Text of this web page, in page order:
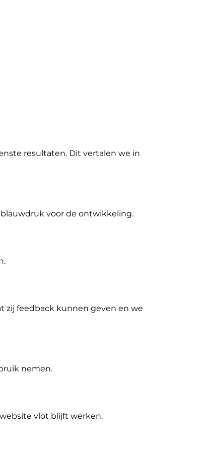
resultaten. Dit vertalen we in
voor de ontwikkeling.
zij feedback kunnen geven en we
nemen.
vlot blijft werken.